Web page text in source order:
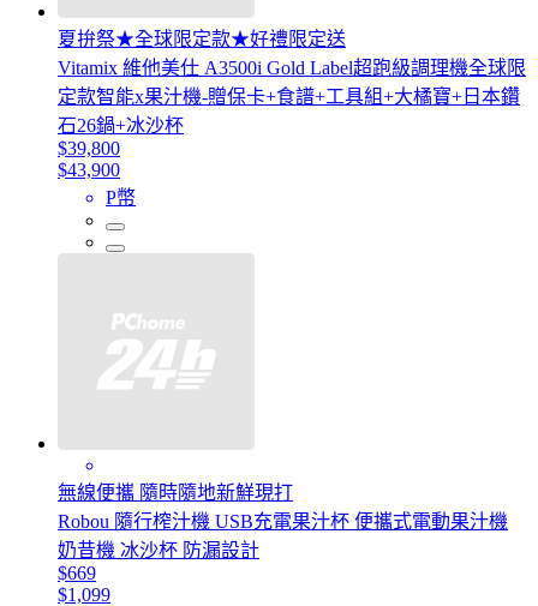
夏拚祭★全球限定款★好禮限定送
Vitamix 維他美仕 A3500i Gold Label超跑級調理機全球限
定款智能x果汁機-贈保卡+食譜+工具組+大橘寶+日本鑽
石26鍋+冰沙杯
$39,800
$43,900
P幣
無線便攜 隨時隨地新鮮現打
Robou 隨行榨汁機 USB充電果汁杯 便攜式電動果汁機
奶昔機 冰沙杯 防漏設計
$669
$1,099